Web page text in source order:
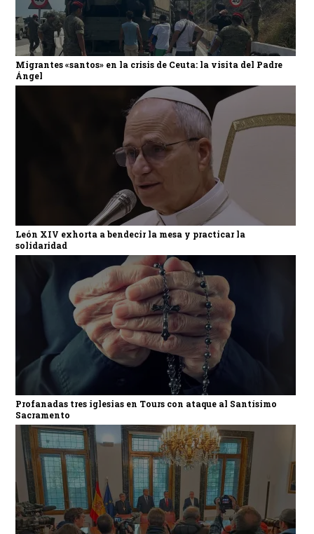
Migrantes «santos» en la crisis de Ceuta: la visita del Padre
Ángel
León XIV exhorta a bendecir la mesa y practicar la
solidaridad
Profanadas tres iglesias en Tours con ataque al Santísimo
Sacramento